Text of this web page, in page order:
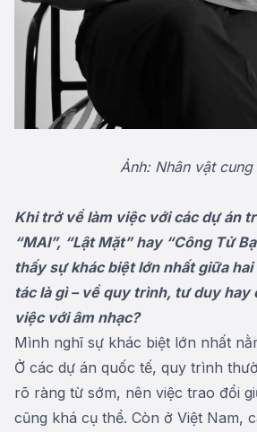
Ảnh: Nhân vật cung
Khi trở về làm việc với các dự án
“MAI”, “Lật Mặt” hay “Công Tử
thấy sự khác biệt lớn nhất giữa
tác là gì – về quy trình, tư duy hay
việc với âm nhạc?
Mình nghĩ sự khác biệt lớn nhất
Ở các dự án quốc tế, quy trình
rõ ràng từ sớm, nên việc trao đổi
cũng khá cụ thể. Còn ở Việt Nam,